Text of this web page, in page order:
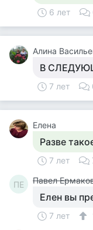
6 лет
Алина
В
7 лет
Елена
Разве
7 лет
ПЕ Павел
Елен вы
7 лет